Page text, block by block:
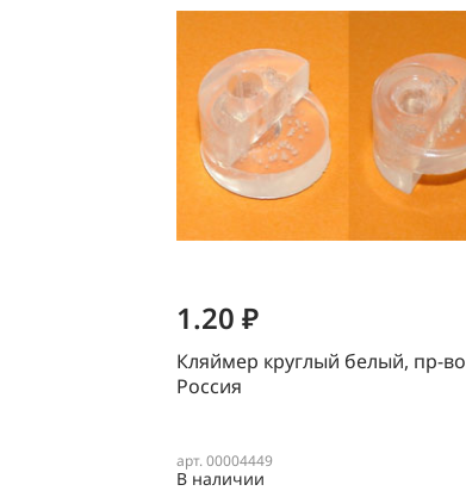
1.20 ₽
Кляймер круглый белый, пр-во
Россия
арт. 00004449
В наличии